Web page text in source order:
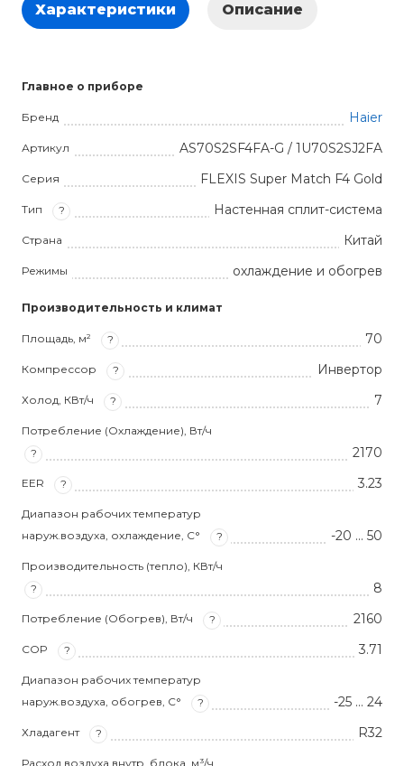
Характеристики Описание
Главное о приборе
Бренд Haier
Артикул AS70S2SF4FA-G / 1U70S2SJ2FA
Серия FLEXIS Super Match F4 Gold
Тип ? Настенная сплит-система
Страна Китай
Режимы охлаждение и обогрев
Производительность и климат
Площадь, м² ? 70
Компрессор ? Инвертор
Холод, КВт/ч ? 7
Потребление (Охлаждение), Вт/ч
?
2170
EER ? 3.23
Диапазон рабочих температур
наруж.воздуха, охлаждение, С°
? -20 … 50
Производительность (тепло), КВт/ч
?
8
Потребление (Обогрев), Вт/ч ? 2160
COP ? 3.71
Диапазон рабочих температур
наруж.воздуха, обогрев, С°
? -25 … 24
Хладагент ? R32
Расход воздуха внутр. блока, м³/ч